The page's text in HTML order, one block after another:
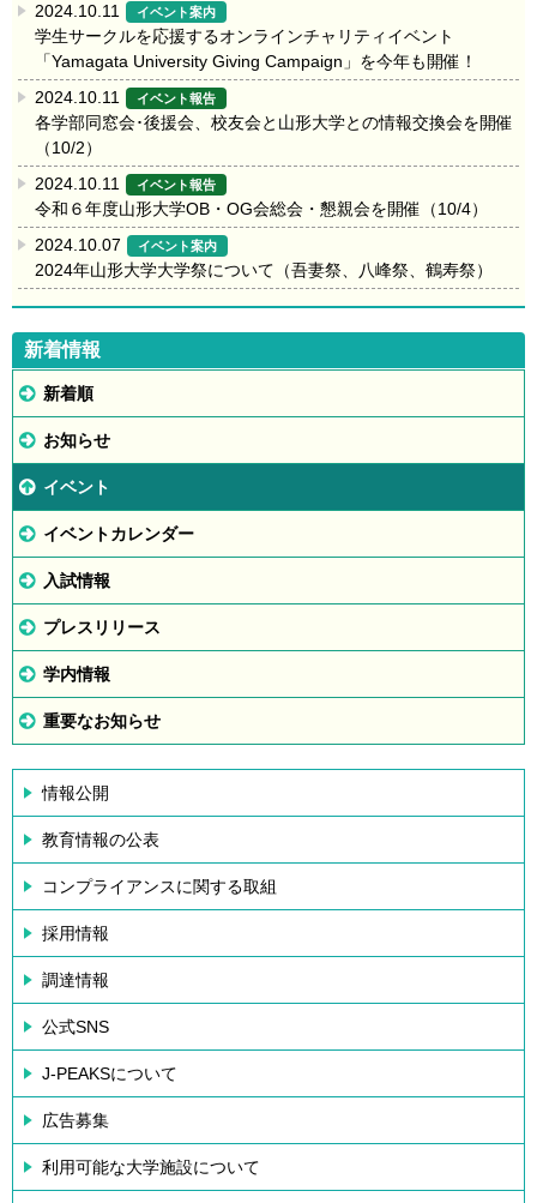
2024.10.11
イベント案内
学生サークルを応援するオンラインチャリティイベント
「Yamagata University Giving Campaign」を今年も開催！
2024.10.11
イベント報告
各学部同窓会･後援会、校友会と山形大学との情報交換会を開催
（10/2）
2024.10.11
イベント報告
令和６年度山形大学OB・OG会総会・懇親会を開催（10/4）
2024.10.07
イベント案内
2024年山形大学大学祭について（吾妻祭、八峰祭、鶴寿祭）
新着情報
新着順
お知らせ
イベント
イベントカレンダー
入試情報
プレスリリース
学内情報
重要なお知らせ
情報公開
教育情報の公表
コンプライアンスに関する取組
採用情報
調達情報
公式SNS
J-PEAKSについて
広告募集
利用可能な大学施設について